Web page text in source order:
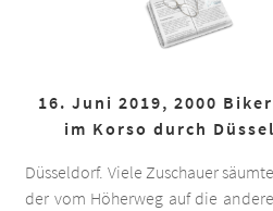
16. Juni 2019, 2000
im Korso durch
Düsseldorf. Viele Zuschauer
der vom Höherweg auf die